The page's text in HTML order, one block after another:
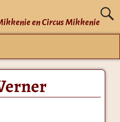
en Circus Mikkenie